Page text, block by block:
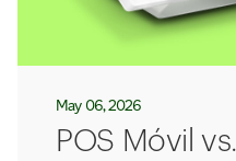
May 06, 2026
POS Móvil